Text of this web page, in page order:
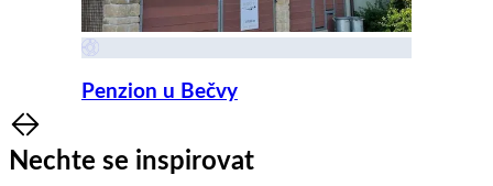
Penzion u Bečvy
Item
1
of
Nechte se inspirovat